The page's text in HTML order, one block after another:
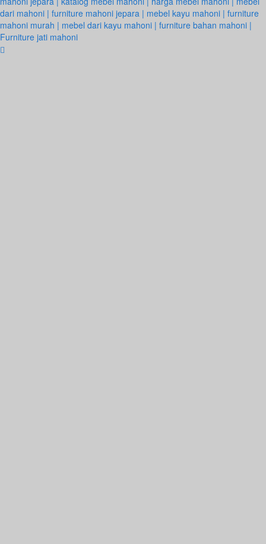
dari mahoni | furniture mahoni jepara | mebel kayu mahoni | furniture
mahoni murah | mebel dari kayu mahoni | furniture bahan mahoni |
Furniture jati mahoni